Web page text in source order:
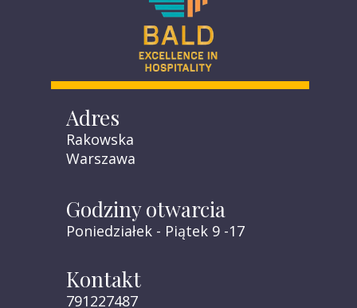
Godziny otwarcia
Poniedziałek - Piątek 9 -17
Adres
Rakowska
Warszawa
Kontakt
791227487